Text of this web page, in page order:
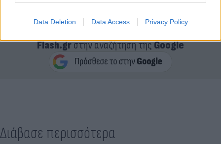
Data Deletion Data Access Privacy Policy
Flash.grστην αναζήτηση τηςGoogle
Διάβασε περισσότερα